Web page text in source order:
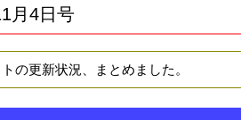
月4日号
の更新状況、まとめました。